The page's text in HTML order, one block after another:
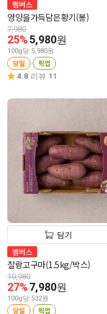
멤버스
영양을가득담은황기(봉)
7,980
25%5,980원
100g당 5,980원
당일 픽업
4.8 리뷰 11
담기
멤버스
찰랑고구마(1.5kg/박스)
10,980
27%7,980원
100g당 532원
당일 픽업